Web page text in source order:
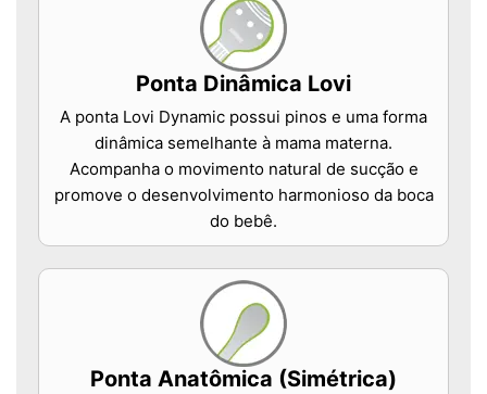
Ponta Dinâmica Lovi
A ponta Lovi Dynamic possui pinos e uma forma
dinâmica semelhante à mama materna.
Acompanha o movimento natural de sucção e
promove o desenvolvimento harmonioso da boca
do bebê.
Ponta Anatômica (Simétrica)